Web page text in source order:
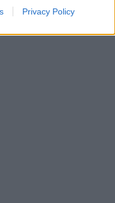
Privacy Policy